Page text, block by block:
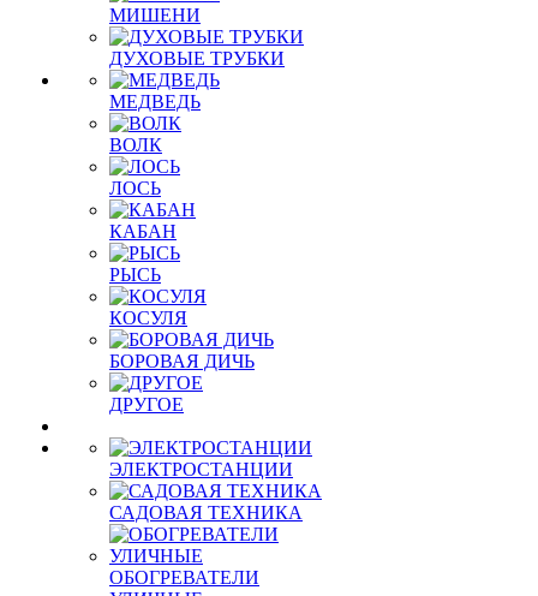
МИШЕНИ
ДУХОВЫЕ ТРУБКИ
МЕДВЕДЬ
ВОЛК
ЛОСЬ
КАБАН
РЫСЬ
КОСУЛЯ
БОРОВАЯ ДИЧЬ
ДРУГОЕ
ЭЛЕКТРОСТАНЦИИ
САДОВАЯ ТЕХНИКА
ОБОГРЕВАТЕЛИ